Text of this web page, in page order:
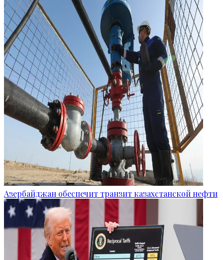
Азербайджан обеспечит транзит казахстанской нефти